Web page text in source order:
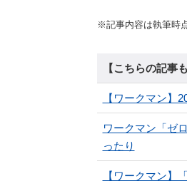
※記事内容は執筆時
【こちらの記事
【ワークマン】
ワークマン「ゼ
ったり
【ワークマン】